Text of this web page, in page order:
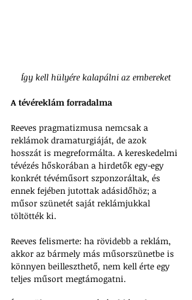
Így kell hülyére kalapálni az embereket
A tévéreklám forradalma
Reeves pragmatizmusa nemcsak a
reklámok dramaturgiáját, de azok
hosszát is megreformálta. A kereskedelmi
tévézés hőskorában a hirdetők egy-egy
konkrét tévéműsort szponzoráltak, és
ennek fejében jutottak adásidőhöz; a
műsor szünetét saját reklámjukkal
töltötték ki.
Reeves felismerte: ha rövidebb a reklám,
akkor az bármely más műsorszünetbe is
könnyen beilleszthető, nem kell érte egy
teljes műsort megtámogatni.